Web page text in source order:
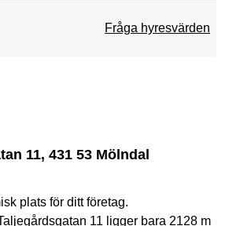
Fråga hyresvärden
11, 431 53 Mölndal
plats för ditt företag.
11 ligger bara 2128 m